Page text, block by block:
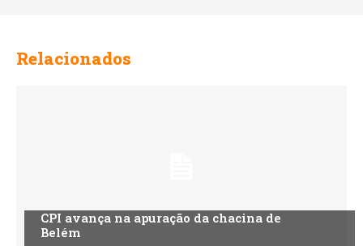
Relacionados
CPI avança na apuração da chacina de
Belém